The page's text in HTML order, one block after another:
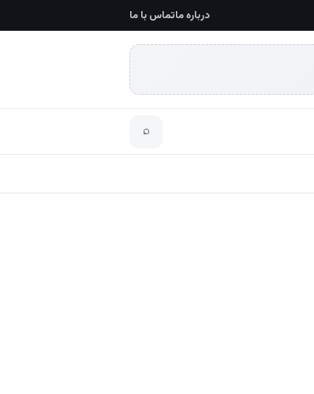
درباره ماتماس با ما
⌕